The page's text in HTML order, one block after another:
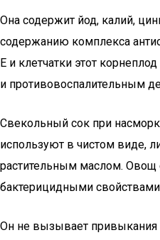
Она содержит йод, калий,
содержанию комплекса
Е и клетчатки этот
и противовоспалительным
Свекольный сок при
используют в чистом виде,
растительным маслом. Овощ
бактерицидными
Он не вызывает привыкания